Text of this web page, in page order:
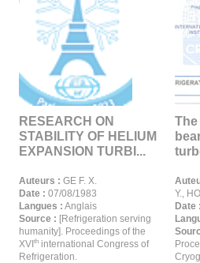
RESEARCH ON
STABILITY OF HELIUM
EXPANSION TURBI...
Auteurs : GE F. X.
Date : 07/08/1983
Langues : Anglais
Source : [Refrigeration serving
humanity]. Proceedings of the
XVI th international Congress of
Refrigeration.
Y.,
Date